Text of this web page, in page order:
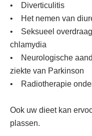
• Diverticulitis
• Het nemen van
• Seksueel
chlamydia
• Neurologische
ziekte van Parkinson
• Radiotherapie
Ook uw dieet kan
plassen.